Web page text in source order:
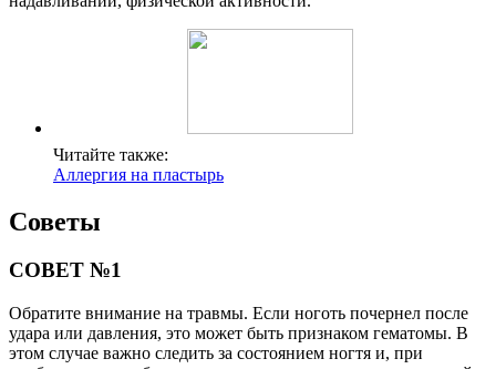
Читайте также:
Аллергия на пластырь
Советы
СОВЕТ №1
Обратите внимание на травмы. Если ноготь почернел после
удара или давления, это может быть признаком гематомы. В
этом случае важно следить за состоянием ногтя и, при